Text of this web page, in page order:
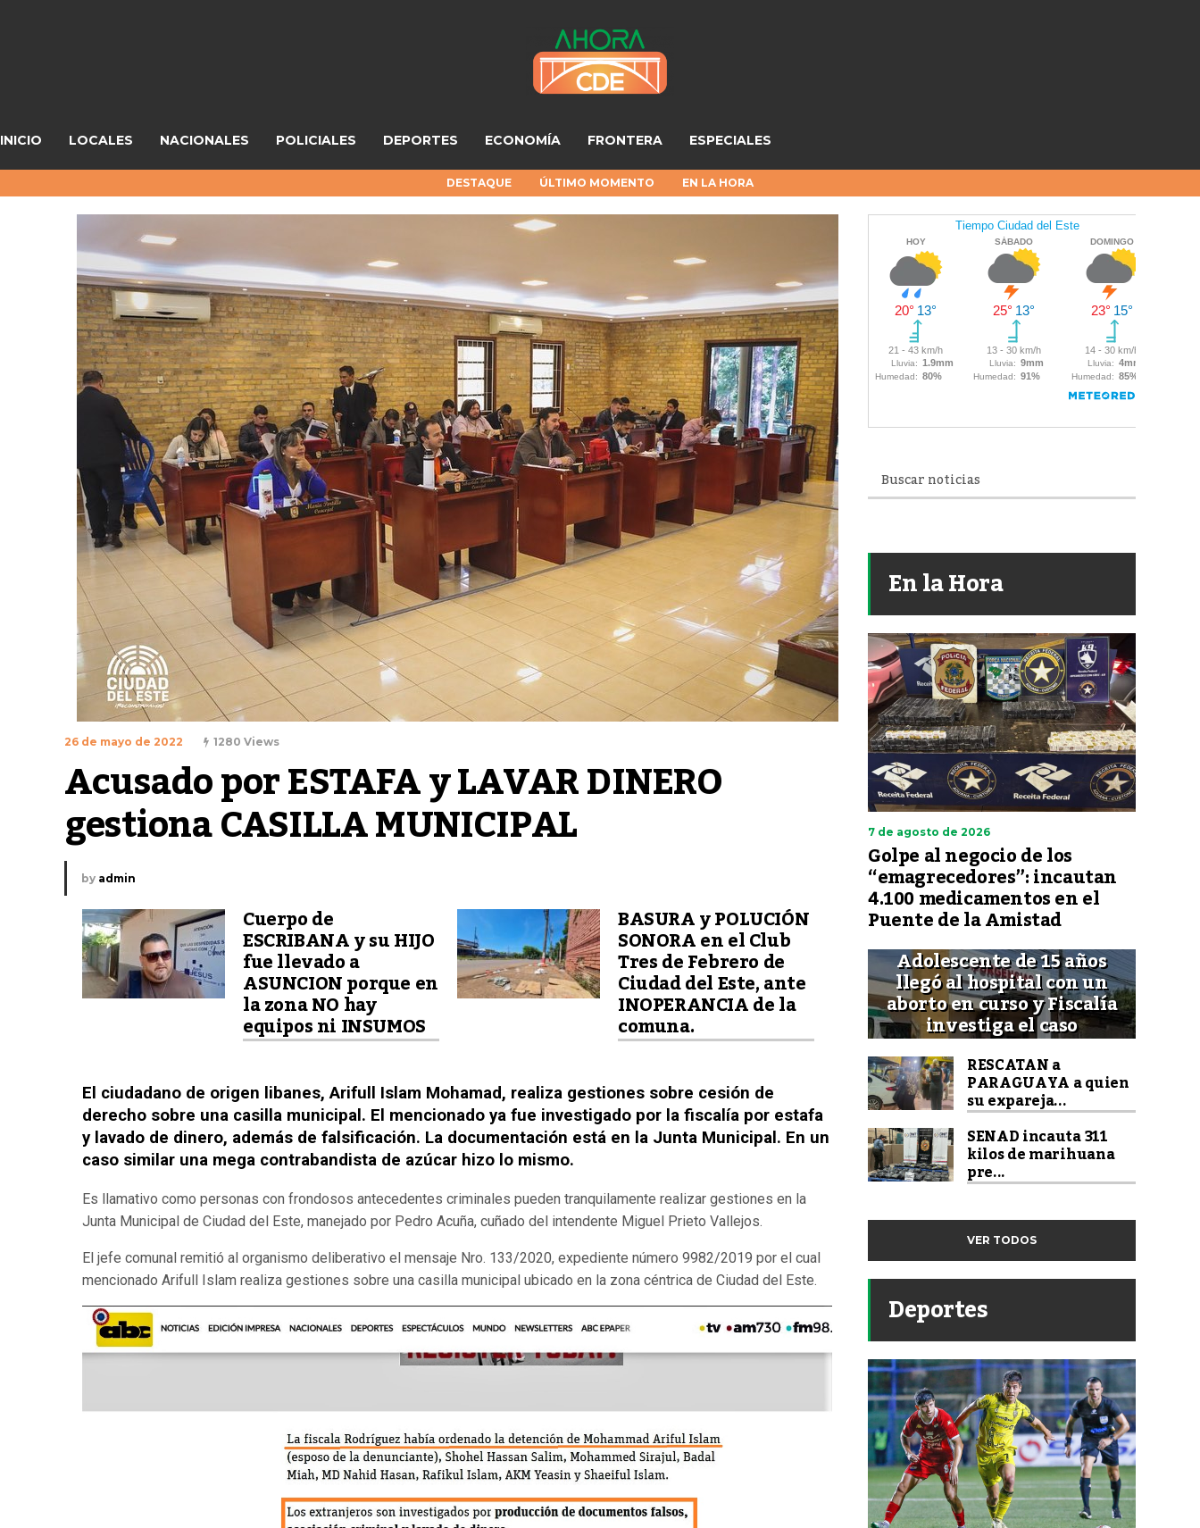
INICIO LOCALES NACIONALES POLICIALES DEPORTES ECONOMÍA FRONTERA ESPECIALES
DESTAQUE ÚLTIMO MOMENTO EN LA HORA
26 de mayo de 2022 1280 Views
Acusado por ESTAFA y LAVAR DINERO
gestiona CASILLA MUNICIPAL
by admin
Cuerpo de
ESCRIBANA y su HIJO
fue llevado a
ASUNCION porque en
la zona NO hay
equipos ni INSUMOS
BASURA y POLUCIÓN
SONORA en el Club
Tres de Febrero de
Ciudad del Este, ante
INOPERANCIA de la
comuna.
El ciudadano de origen libanes, Arifull Islam Mohamad, realiza gestiones sobre cesión de
derecho sobre una casilla municipal. El mencionado ya fue investigado por la fiscalía por estafa
y lavado de dinero, además de falsificación. La documentación está en la Junta Municipal. En un
caso similar una mega contrabandista de azúcar hizo lo mismo.
Es llamativo como personas con frondosos antecedentes criminales pueden tranquilamente realizar gestiones en la
Junta Municipal de Ciudad del Este, manejado por Pedro Acuña, cuñado del intendente Miguel Prieto Vallejos.
El jefe comunal remitió al organismo deliberativo el mensaje Nro. 133/2020, expediente número 9982/2019 por el cual
mencionado Arifull Islam realiza gestiones sobre una casilla municipal ubicado en la zona céntrica de Ciudad del Este.
En la Hora
7 de agosto de 2026
Golpe al negocio de los
“emagrecedores”: incautan
4.100 medicamentos en el
Puente de la Amistad
Adolescente de 15 años
llegó al hospital con un
aborto en curso y Fiscalía
investiga el caso
RESCATAN a
PARAGUAYA a quien
su expareja...
SENAD incauta 311
kilos de marihuana
pre...
VER TODOS
Deportes